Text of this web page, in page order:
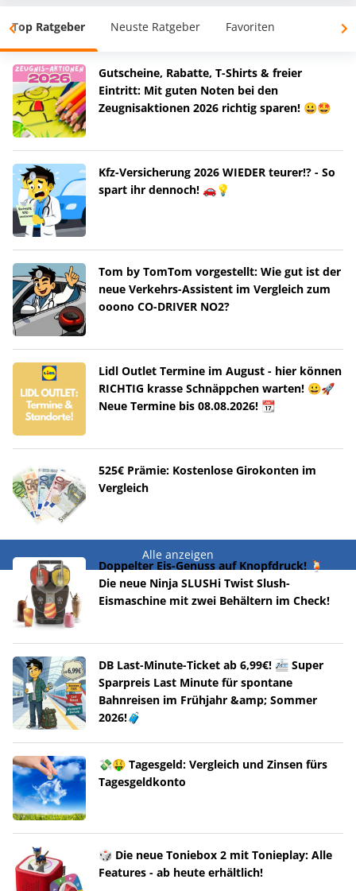
Top Ratgeber Neuste Ratgeber Favoriten
Gutscheine, Rabatte, T-Shirts & freier
Eintritt: Mit guten Noten bei den
Zeugnisaktionen 2026 richtig sparen! 😀🤩
Kfz-Versicherung 2026 WIEDER teurer!? - So
spart ihr dennoch! 🚗💡
Tom by TomTom vorgestellt: Wie gut ist der
neue Verkehrs-Assistent im Vergleich zum
ooono CO-DRIVER NO2?
Lidl Outlet Termine im August - hier können
RICHTIG krasse Schnäppchen warten! 😀🚀
Neue Termine bis 08.08.2026! 📆
525€ Prämie: Kostenlose Girokonten im
Vergleich
Alle anzeigen
Doppelter Eis-Genuss auf Knopfdruck! 🍹
Die neue Ninja SLUSHi Twist Slush-
Eismaschine mit zwei Behältern im Check!
DB Last-Minute-Ticket ab 6,99€! 🚈 Super
Sparpreis Last Minute für spontane
Bahnreisen im Frühjahr &amp; Sommer
2026!🧳
💸🤑 Tagesgeld: Vergleich und Zinsen fürs
Tagesgeldkonto
🎲 Die neue Toniebox 2 mit Tonieplay: Alle
Features - ab heute erhältlich!